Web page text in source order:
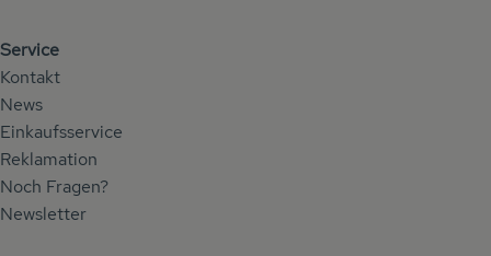
Service
Kontakt
News
Einkaufsservice
Reklamation
Noch Fragen?
Newsletter